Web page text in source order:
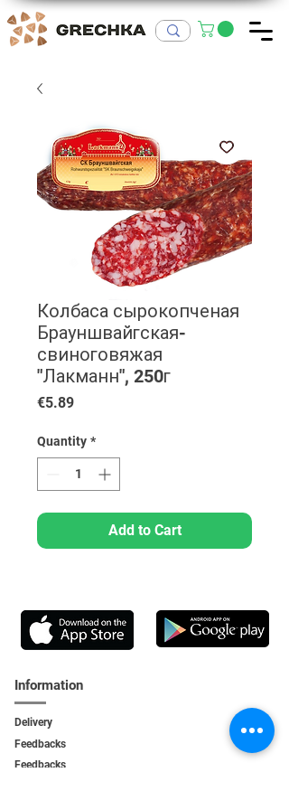
Колбаса сырокопченая
Брауншвайгская-
свиноговяжая
"Лакманн", 250г
€5.89Price
Quantity *
Add to Cart
Information
Delivery
Feedbacks
Feedbacks